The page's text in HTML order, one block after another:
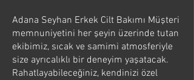
Adana Seyhan Erkek Cilt Bakımı Müşteri
memnuniyetini her şeyin üzerinde tutan
ekibimiz, sıcak ve samimi atmosferiyle
size ayrıcalıklı bir deneyim yaşatacak.
Rahatlayabileceğiniz, kendinizi özel